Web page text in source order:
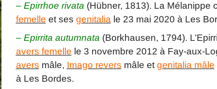
– Epirrhoe rivata (Hübner, 1813). La Mélanippe
femelle et ses genitalia le 23 mai 2020 à Les
– Epirrita autumnata (Borkhausen, 1794).
avers femelle le 3 novembre 2012 à Fay-aux-
avers mâle, Imago revers mâle et genitalia mâle
à Les Bordes.